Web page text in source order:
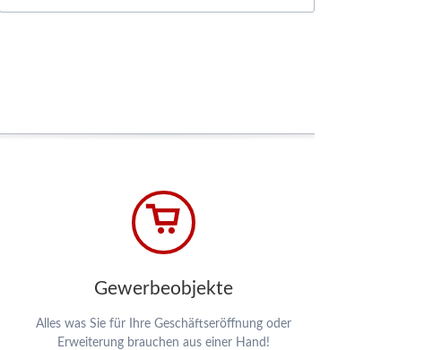
Gewerbeobjekte
Alles was Sie für Ihre Geschäftseröffnung oder
Erweiterung brauchen aus einer Hand!